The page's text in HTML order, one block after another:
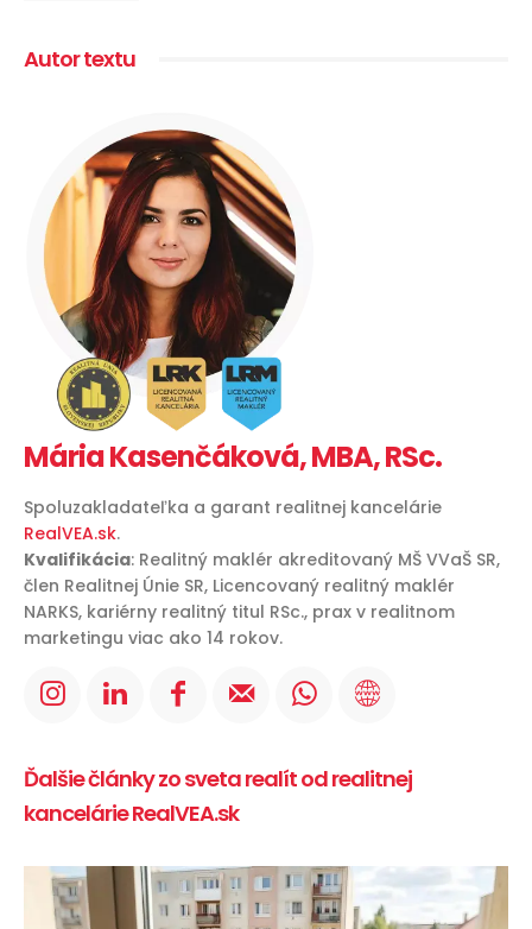
Autor textu
Mária Kasenčáková, MBA, RSc.
Spoluzakladateľka a garant realitnej kancelárie
RealVEA.sk.
Kvalifikácia: Realitný maklér akreditovaný MŠ VVaŠ SR,
člen Realitnej Únie SR, Licencovaný realitný maklér
NARKS, kariérny realitný titul RSc., prax v realitnom
marketingu viac ako 14 rokov.
Ďalšie články zo sveta realít od realitnej
kancelárie RealVEA.sk